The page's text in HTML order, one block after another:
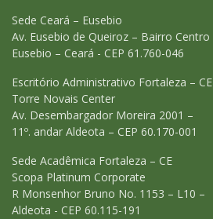
Sede Ceará – Eusebio
Av. Eusebio de Queiroz – Bairro Centro
Eusebio – Ceará - CEP 61.760-046
Escritório Administrativo Fortaleza – CE
Torre Novais Center
Av. Desembargador Moreira 2001 –
11º. andar Aldeota – CEP 60.170-001
Sede Acadêmica Fortaleza – CE
Scopa Platinum Corporate
R Monsenhor Bruno No. 1153 – L10 –
Aldeota - CEP 60.115-191